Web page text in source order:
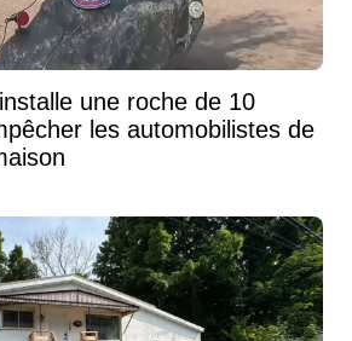
une roche de 10
les automobilistes de